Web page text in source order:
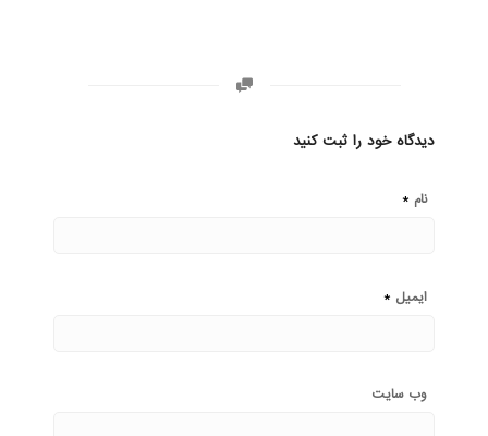
دیدگاه خود را ثبت کنید
نام *
ایمیل *
وب‌ سایت